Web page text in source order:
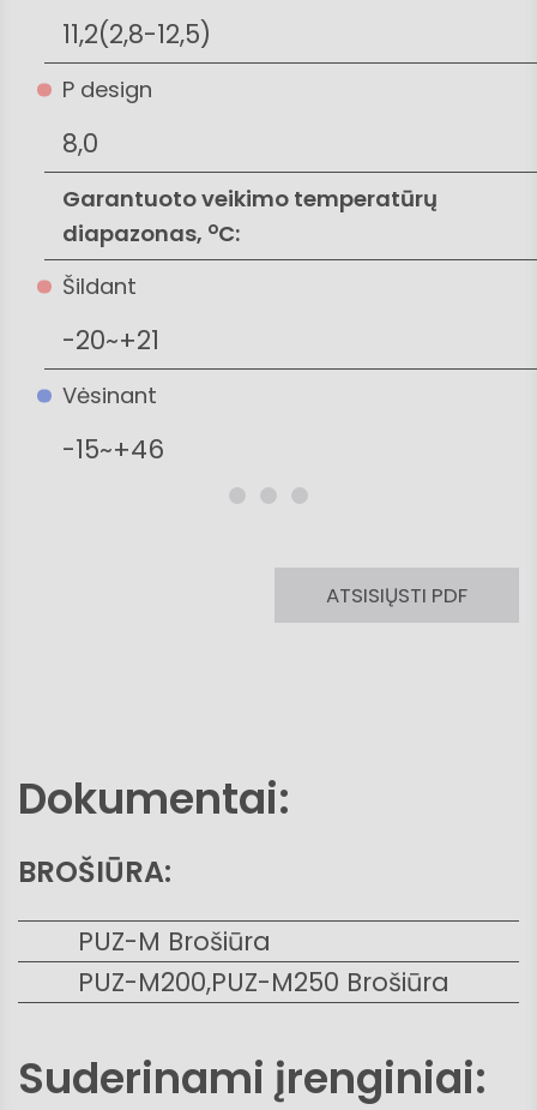
11,2(2,8-12,5)
P design
8,0
Garantuoto veikimo temperatūrų
diapazonas, oC:
Šildant
-20~+21
Vėsinant
-15~+46
ATSISIŲSTI PDF
Dokumentai:
BROŠIŪRA:
PUZ-M Brošiūra
PUZ-M200,PUZ-M250 Brošiūra
Suderinami įrenginiai: